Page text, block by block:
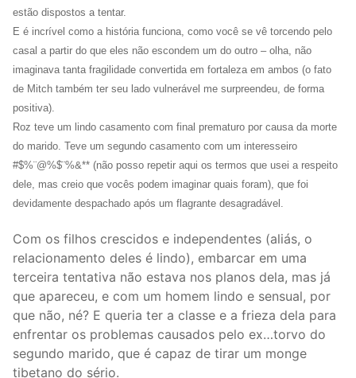
estão dispostos a tentar.
E é incrível como a história funciona, como você se vê torcendo pelo
casal a partir do que eles não escondem um do outro – olha, não
imaginava tanta fragilidade convertida em fortaleza em ambos (o fato
de Mitch também ter seu lado vulnerável me surpreendeu, de forma
positiva).
Roz teve um lindo casamento com final prematuro por causa da morte
do marido. Teve um segundo casamento com um interesseiro
#$%¨@%$¨%&** (não posso repetir aqui os termos que usei a respeito
dele, mas creio que vocês podem imaginar quais foram), que foi
devidamente despachado após um flagrante desagradável.
Com os filhos crescidos e independentes (aliás, o
relacionamento deles é lindo), embarcar em uma
terceira tentativa não estava nos planos dela, mas já
que apareceu, e com um homem lindo e sensual, por
que não, né? E queria ter a classe e a frieza dela para
enfrentar os problemas causados pelo ex…torvo do
segundo marido, que é capaz de tirar um monge
tibetano do sério.